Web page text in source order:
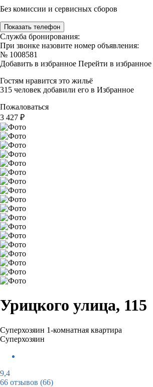
Без комиссии и сервисных сборов
Показать телефон
Служба бронирования:
При звонке назовите номер объявления:
№ 1008581
Добавить в избранное Перейти в избранное
Гостям нравится это жильё
315 человек добавили его в Избранное
Пожаловаться
3 427 ₽
Урицкого улица, 115
Суперхозяин 1-комнатная квартира
Суперхозяин
9,4
66 отзывов (66)